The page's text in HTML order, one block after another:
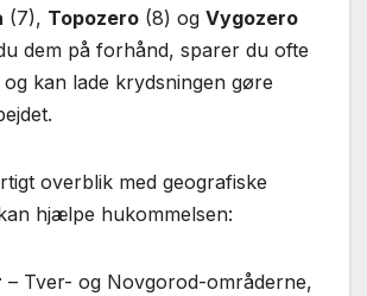
(7), Topozero (8) og Vygozero
dem på forhånd, sparer du ofte
kan lade krydsningen gøre
overblik med geografiske
hjælpe hukommelsen:
– Tver- og Novgorod-områderne,